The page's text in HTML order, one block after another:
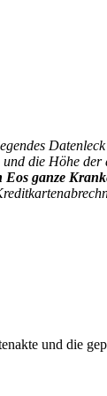
die Höhe der
Eos ganze
und die